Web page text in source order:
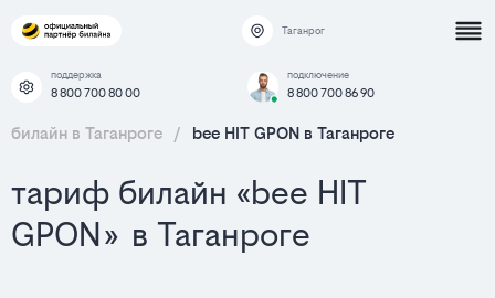
Таганрог
поддержка
8 800 700 80 00
подключение
8 800 700 86 90
билайн в Таганроге / bee HIT GPON в Таганроге
тариф билайн «bee HIT
GPON» в Таганроге